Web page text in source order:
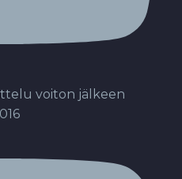
voiton jälkeen